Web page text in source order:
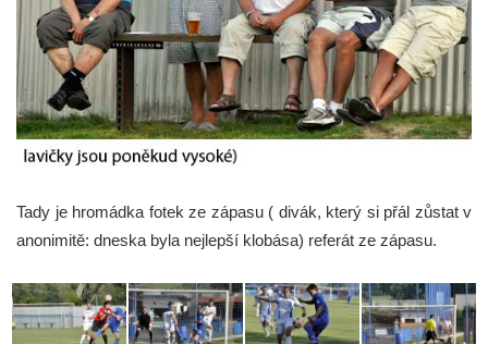
Tady je hromádka fotek ze zápasu ( divák, který si přál zůstat v
anonimitě: dneska byla nejlepší klobása) referát ze zápasu.